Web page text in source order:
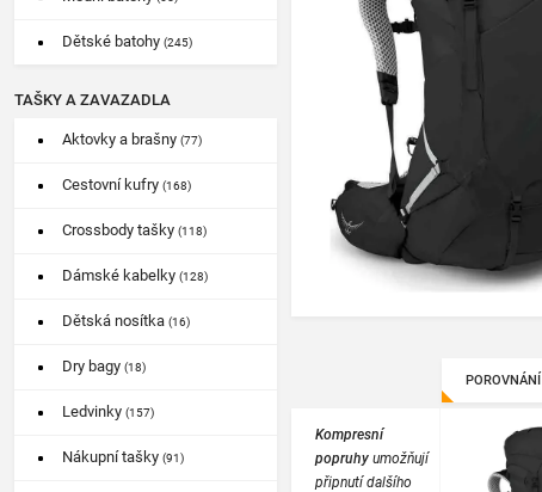
Dětské batohy (245)
TAŠKY A ZAVAZADLA
Aktovky a brašny (77)
Cestovní kufry (168)
Crossbody tašky (118)
Dámské kabelky (128)
Dětská nosítka (16)
Dry bagy (18)
Ledvinky (157)
Nákupní tašky (91)
POROVNÁNÍ
Kompresní
popruhy umožňují
připnutí dalšího